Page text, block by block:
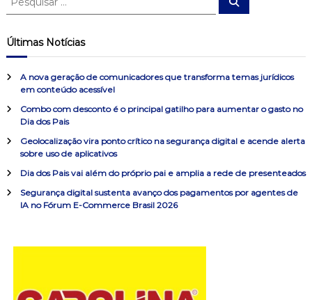
e
g
a
ç
ã
o
d
o
q
u
s
r
o
:
s
r
Últimas Notícias
A nova geração de comunicadores que transforma temas jurídicos
em conteúdo acessível
Combo com desconto é o principal gatilho para aumentar o gasto no
Dia dos Pais
Geolocalização vira ponto crítico na segurança digital e acende alerta
sobre uso de aplicativos
Dia dos Pais vai além do próprio pai e amplia a rede de presenteados
Segurança digital sustenta avanço dos pagamentos por agentes de
IA no Fórum E-Commerce Brasil 2026